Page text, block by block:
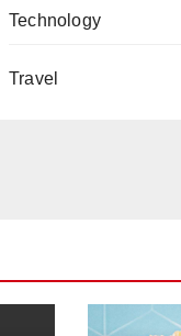
Technology
Travel